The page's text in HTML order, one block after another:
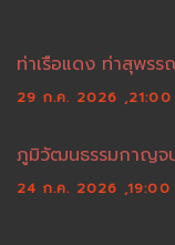
ท่าเรือแดง ท่าสุพรร
29 ก.ค. 2026 ,21:00
ภูมิวัฒนธรรมกาญจน
24 ก.ค. 2026 ,19:00